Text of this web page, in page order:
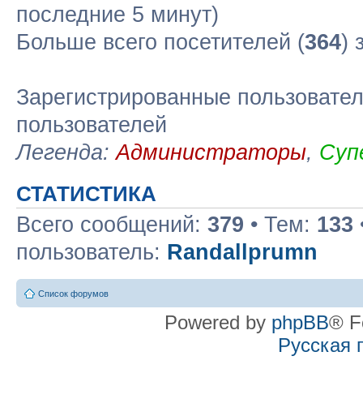
последние 5 минут)
Больше всего посетителей (364)
Зарегистрированные
пользователей
Легенда:Администраторы,
СТАТИСТИКА
Всего сообщений: 379 • Тем: 133
пользователь: Randallprumn
Список форумов
Powered by phpBB®
Русская